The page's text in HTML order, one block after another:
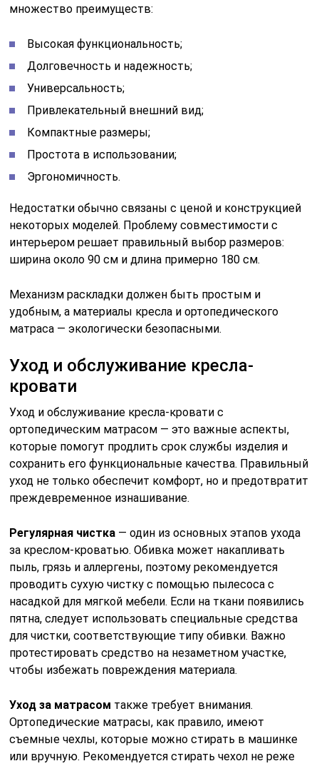
множество преимуществ:
Высокая функциональность;
Долговечность и надежность;
Универсальность;
Привлекательный внешний вид;
Компактные размеры;
Простота в использовании;
Эргономичность.
Недостатки обычно связаны с ценой и конструкцией
некоторых моделей. Проблему совместимости с
интерьером решает правильный выбор размеров:
ширина около 90 см и длина примерно 180 см.
Механизм раскладки должен быть простым и
удобным, а материалы кресла и ортопедического
матраса — экологически безопасными.
Уход и обслуживание кресла-
кровати
Уход и обслуживание кресла-кровати с
ортопедическим матрасом — это важные аспекты,
которые помогут продлить срок службы изделия и
сохранить его функциональные качества. Правильный
уход не только обеспечит комфорт, но и предотвратит
преждевременное изнашивание.
Регулярная чистка — один из основных этапов ухода
за креслом-кроватью. Обивка может накапливать
пыль, грязь и аллергены, поэтому рекомендуется
проводить сухую чистку с помощью пылесоса с
насадкой для мягкой мебели. Если на ткани появились
пятна, следует использовать специальные средства
для чистки, соответствующие типу обивки. Важно
протестировать средство на незаметном участке,
чтобы избежать повреждения материала.
Уход за матрасом также требует внимания.
Ортопедические матрасы, как правило, имеют
съемные чехлы, которые можно стирать в машинке
или вручную. Рекомендуется стирать чехол не реже